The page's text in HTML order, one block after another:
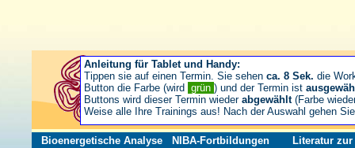
Bioenergetische Analyse NIBA-Fortbildungen Literatur zur
Anleitung für Tablet und Handy:
Tippen sie auf einen Termin. Sie sehen ca. 8 Sek. die
Button die Farbe (wird grün ) und der Termin ist
Buttons wird dieser Termin wieder abgewählt(Farbe
Weise alle Ihre Trainings aus! Nach der Auswahl gehen